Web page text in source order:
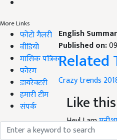
More Links
फोटो गैलरी
वीडियो
मासिक पत्रिका
फोरम
डायरेक्टरी
हमारी टीम
संपर्क
English
Published on:
Related
Crazy trends
Like
Hey! I am
your